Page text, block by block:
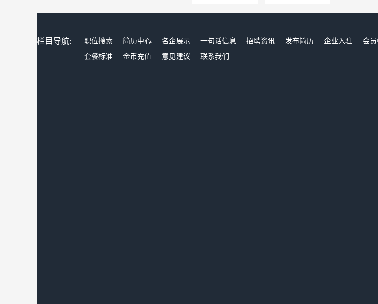
栏目导航: 职位搜索 简历中心 名企展示 一句话信息 招聘资讯 发布简历 企业入驻 会
套餐标准
金币充值 意见建议 联系我们